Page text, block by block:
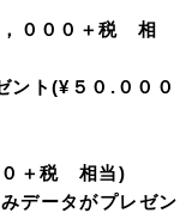
，０００＋税 相
ント(¥５０.０００
０＋税 相当)
データがプレゼン